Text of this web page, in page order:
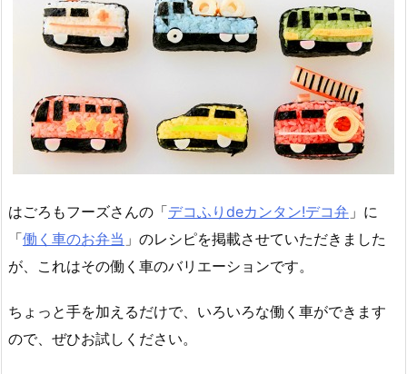
はごろもフーズさんの「デコふりdeカンタン!デコ弁 」に
「働く車のお弁当 」のレシピを掲載させていただきました
が、これはその働く車のバリエーションです。
ちょっと手を加えるだけで、いろいろな働く車ができます
ので、ぜひお試しください。